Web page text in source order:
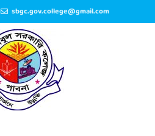
sbgc.gov.college@gmail.com